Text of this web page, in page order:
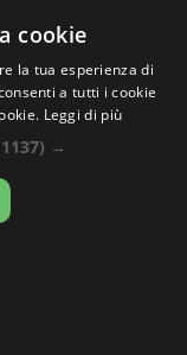
.cocookie
la tua esperienza di
a tutti i cookie
Leggi di più
→